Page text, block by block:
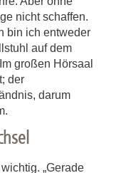
nicht schaffen.
bin ich entweder
auf dem
großen Hörsaal
der
darum
„Gerade